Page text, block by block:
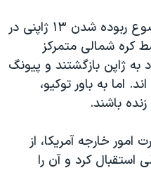
اما گفت و گوها احتمالا بر موضوع ربوده شدن ۱۳ ژاپنی در
توسط کره شمالی متمرکز
به ژاپن بازگشتند و پيونگ
اما به باور توکيو،
باشند.
خارجه آمريکا، از
کرد و آن را